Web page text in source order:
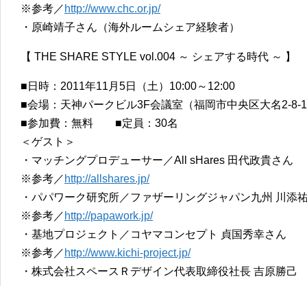
※参考／ http://www.chc.or.jp/
・原崎靖子さん（海外ルームシェア経験者）
【 THE SHARE STYLE vol.004 ～ シェアする時代 ～ 】
■日時：2011年11月5日（土）10:00～12:00
■会場：天神パークビル3F会議室（福岡市中央区大名2-8-
■参加費：無料 ■定員：30名
＜ゲスト＞
・マッチングプロデューサー／All sHares 田代政貴さん
※参考／ http://allshares.jp/
・パパワーク研究所／ファザーリングジャパン九州 川
※参考／ http://papawork.jp/
・基地プロジェクト／コヤマコンセプト 貞国秀幸さん
※参考／ http://www.kichi-project.jp/
・株式会社スペースＲデザイン代表取締役社長 吉原勝己